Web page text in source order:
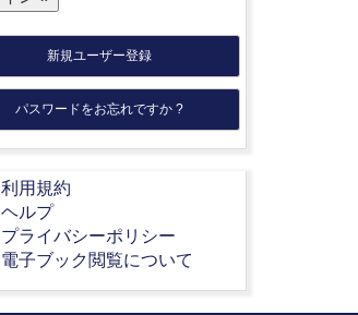
新規ユーザー登録
パスワードをお忘れですか ?
利用規約
ヘルプ
プライバシーポリシー
電子ブック閲覧について